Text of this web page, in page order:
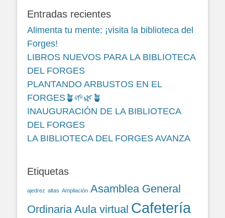
Entradas recientes
Alimenta tu mente: ¡visita la biblioteca del
Forges!
LIBROS NUEVOS PARA LA BIBLIOTECA
DEL FORGES
PLANTANDO ARBUSTOS EN EL
FORGES🪴🌱🌿🪴
INAUGURACIÓN DE LA BIBLIOTECA
DEL FORGES
LA BIBLIOTECA DEL FORGES AVANZA
Etiquetas
ajedrez altas Ampliación Asamblea General
Ordinaria Aula virtual Cafetería